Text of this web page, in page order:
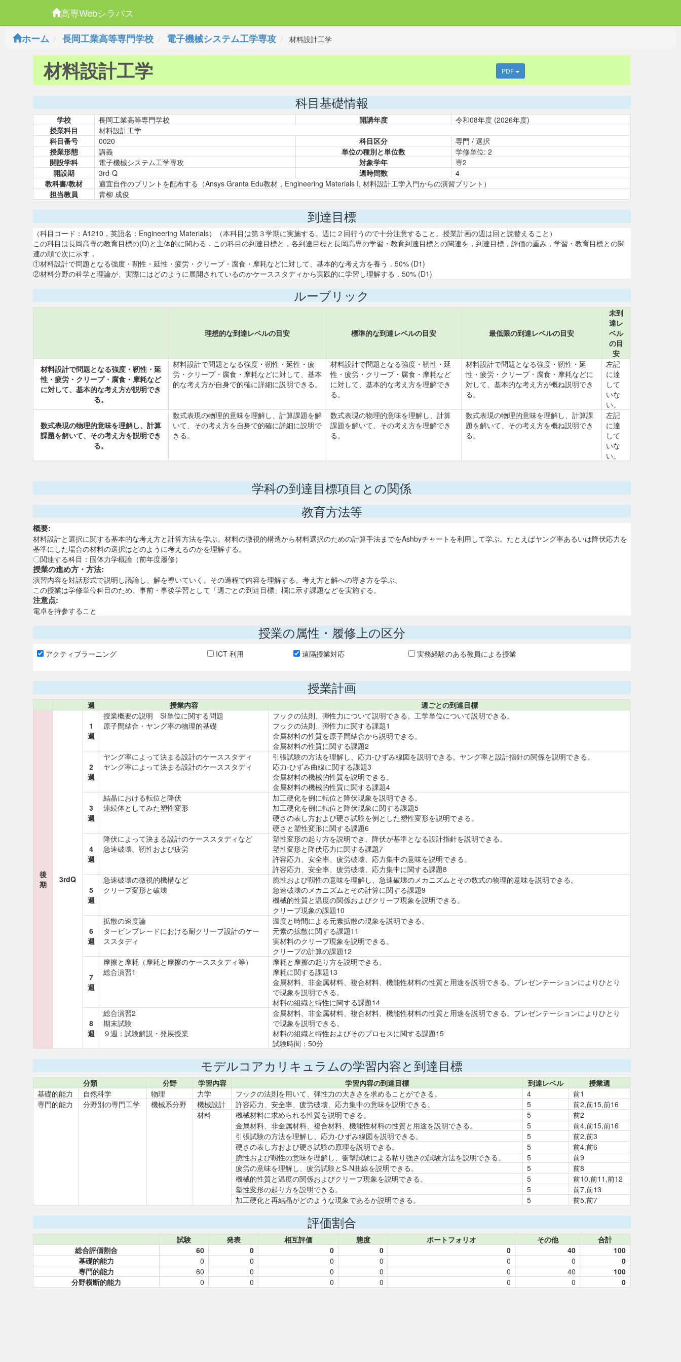
高専Webシラバス
ホーム
長岡工業高等専門学校 電子機械システム工学専攻 材料設計工学
材料設計工学 PDF
科目基礎情報
学校 長岡工業高等専門学校 開講年度
令和08年度 (2026年度)
授業科目
材料設計工学
科目番号
0020 科目区分
専門 / 選択
授業形態
講義 単位の種別と単位数
学修単位: 2
開設学科
電子機械システム工学専攻 対象学年
専2
開設期
3rd-Q 週時間数
4
教科書/教材
適宜自作のプリントを配布する（Ansys Granta Edu教材，Engineering Materials I, 材料設計工学入門からの演習プリント）
担当教員
青柳 成俊
到達目標
（科目コード：A1210，英語名：Engineering Materials）（本科目は第３学期に実施する。週に２回行うので十分注意すること。授業計画の週は回と読替えること）
この科目は長岡高専の教育目標の(D)と主体的に関わる．この科目の到達目標と，各到達目標と長岡高専の学習・教育到達目標との関連を，到達目標，評価の重み，学習・教育目標との関
連の順で次に示す．
①材料設計で問題となる強度・靭性・延性・疲労・クリープ・腐食・摩耗などに対して、基本的な考え方を養う．50% (D1)
②材料分野の科学と理論が、実際にはどのように展開されているのかケーススタディから実践的に学習し理解する．50% (D1)
ルーブリック
理想的な到達レベルの目安 標準的な到達レベルの目安 最低限の到達レベルの目安
未到
達レ
ベル
の目
安
材料設計で問題となる強度・靭性・延
性・疲労・クリープ・腐食・摩耗など
に対して、基本的な考え方が説明でき
る。
材料設計で問題となる強度・靭性・延性・疲
労・クリープ・腐食・摩耗などに対して、基本
的な考え方が自身で的確に詳細に説明できる。
材料設計で問題となる強度・靭性・延
性・疲労・クリープ・腐食・摩耗など
に対して、基本的な考え方を理解でき
る。
材料設計で問題となる強度・靭性・延
性・疲労・クリープ・腐食・摩耗などに
対して、基本的な考え方が概ね説明でき
る。
左記
に達
して
いな
い。
数式表現の物理的意味を理解し、計算
課題を解いて、その考え方を説明でき
る。
数式表現の物理的意味を理解し、計算課題を解
いて、その考え方を自身で的確に詳細に説明で
きる。
数式表現の物理的意味を理解し、計算
課題を解いて、その考え方を理解でき
る。
数式表現の物理的意味を理解し、計算課
題を解いて、その考え方を概ね説明でき
る。
左記
に達
して
いな
い。
学科の到達目標項目との関係
教育方法等
概要:
材料設計と選択に関する基本的な考え方と計算方法を学ぶ。材料の微視的構造から材料選択のための計算手法までをAshbyチャートを利用して学ぶ。たとえばヤング率あるいは降伏応力を
基準にした場合の材料の選択はどのように考えるのかを理解する。
〇関連する科目：固体力学概論（前年度履修）
授業の進め方・方法:
演習内容を対話形式で説明し議論し、解を導いていく。その過程で内容を理解する。考え方と解への導き方を学ぶ。
この授業は学修単位科目のため、事前・事後学習として「週ごとの到達目標」欄に示す課題などを実施する。
注意点:
電卓を持参すること
授業の属性・履修上の区分
アクティブラーニング ICT 利用 遠隔授業対応 実務経験のある教員による授業
授業計画
週 授業内容 週ごとの到達目標
後
期
3rdQ
1
週
授業概要の説明 SI単位に関する問題
原子間結合・ヤング率の物理的基礎
フックの法則、弾性力について説明できる。工学単位について説明できる。
フックの法則、弾性力に関する課題1
金属材料の性質を原子間結合から説明できる。
金属材料の性質に関する課題2
2
週
ヤング率によって決まる設計のケーススタディ
ヤング率によって決まる設計のケーススタディ
引張試験の方法を理解し、応力-ひずみ線図を説明できる。ヤング率と設計指針の関係を説明できる。
応力-ひずみ曲線に関する課題3
金属材料の機械的性質を説明できる。
金属材料の機械的性質に関する課題4
3
週
結晶における転位と降伏
連続体としてみた塑性変形
加工硬化を例に転位と降伏現象を説明できる。
加工硬化を例に転位と降伏現象に関する課題5
硬さの表し方および硬さ試験を例とした塑性変形を説明できる。
硬さと塑性変形に関する課題6
4
週
降伏によって決まる設計のケーススタディなど
急速破壊、靭性および疲労
塑性変形の起り方を説明でき、降伏が基準となる設計指針を説明できる。
塑性変形と降伏応力に関する課題7
許容応力、安全率、疲労破壊、応力集中の意味を説明できる。
許容応力、安全率、疲労破壊、応力集中に関する課題8
5
週
急速破壊の微視的機構など
クリープ変形と破壊
脆性および靱性の意味を理解し、急速破壊のメカニズムとその数式の物理的意味を説明できる。
急速破壊のメカニズムとその計算に関する課題9
機械的性質と温度の関係およびクリープ現象を説明できる。
クリープ現象の課題10
6
週
拡散の速度論
タービンブレードにおける耐クリープ設計のケー
ススタディ
温度と時間による元素拡散の現象を説明できる。
元素の拡散に関する課題11
実材料のクリープ現象を説明できる。
クリープの計算の課題12
7
週
摩擦と摩耗（摩耗と摩擦のケーススタディ等）
総合演習1
摩耗と摩擦の起り方を説明できる。
摩耗に関する課題13
金属材料、非金属材料、複合材料、機能性材料の性質と用途を説明できる。プレゼンテーションによりひとり
で現象を説明できる。
材料の組織と特性に関する課題14
8
週
総合演習2
期末試験
９週：試験解説・発展授業
金属材料、非金属材料、複合材料、機能性材料の性質と用途を説明できる。プレゼンテーションによりひとり
で現象を説明できる。
材料の組織と特性およびそのプロセスに関する課題15
試験時間：50分
モデルコアカリキュラムの学習内容と到達目標
分類 分野 学習内容 学習内容の到達目標 到達レベル
授業週
基礎的能力
自然科学 物理 力学 フックの法則を用いて、弾性力の大きさを求めることができる。 4
前1
専門的能力
分野別の専門工学 機械系分野 機械設計 許容応力、安全率、疲労破壊、応力集中の意味を説明できる。 5
前2,前15,前16
材料
機械材料に求められる性質を説明できる。 5
前2
金属材料、非金属材料、複合材料、機能性材料の性質と用途を説明できる。
5
前4,前15,前16
引張試験の方法を理解し、応力-ひずみ線図を説明できる。
5
前2,前3
硬さの表し方および硬さ試験の原理を説明できる。
5
前4,前6
脆性および靱性の意味を理解し、衝撃試験による粘り強さの試験方法を説明できる。
5
前9
疲労の意味を理解し、疲労試験とS-N曲線を説明できる。
5
前8
機械的性質と温度の関係およびクリープ現象を説明できる。
5
前10,前11,前12
塑性変形の起り方を説明できる。
5
前7,前13
加工硬化と再結晶がどのような現象であるか説明できる。
5 前5,前7
評価割合
試験 発表 相互評価 態度 ポートフォリオ その他
合計
総合評価割合
60 0 0 0 0 40
100
基礎的能力
0 0 0 0 0 0
0
専門的能力
60 0 0 0 0 40
100
分野横断的能力
0 0 0 0 0 0 0